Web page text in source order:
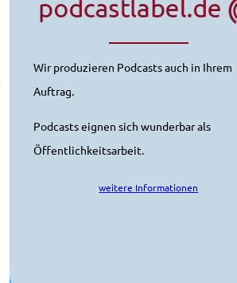
Wir produzieren Podcasts auch in Ihrem
Auftrag.
Podcasts eignen sich wunderbar als
Öffentlichkeitsarbeit.
weitere Informationen